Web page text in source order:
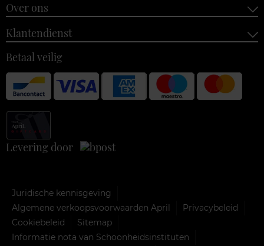
Over ons
Klantendienst
Betaal veilig
Levering door
Juridische kennisgeving
Algemene verkoopsvoorwaarden April
Privacybeleid
Cookiebeleid
Sitemap
Informatie nota van Schoonheidsinstituten